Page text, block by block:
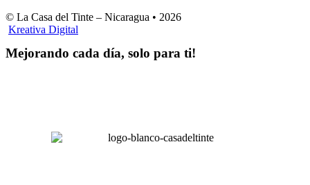
© La Casa del Tinte – Nicaragua • 2026
Kreativa Digital
Mejorando cada día, solo para ti!